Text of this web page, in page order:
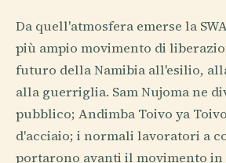
Da quell'atmosfera emerse la
più ampio movimento di
futuro della Namibia all'esilio,
alla guerriglia. Sam Nujoma ne
pubblico; Andimba Toivo ya
d'acciaio; i normali lavoratori a
portarono avanti il movimento in